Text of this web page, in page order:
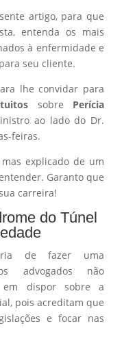
artigo, para que
entenda os mais
à enfermidade e
para seu cliente.
lhe convidar para
sobre Perícia
ao lado do Dr.
feiras.
explicado de um
Garanto que
carreira!
do Túnel
de fazer uma
advogados não
em dispor sobre a
pois acreditam que
e focar nas